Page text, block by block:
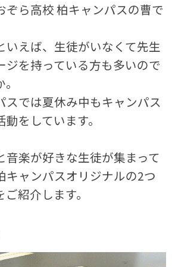
ぞら高校 柏キャンパスの曹で
いえば、生徒がいなくて先生
ジを持っている方も多いので
スでは夏休み中もキャンパス
をしています。
音楽が好きな生徒が集まって
キャンパスオリジナルの2つ
紹介します。